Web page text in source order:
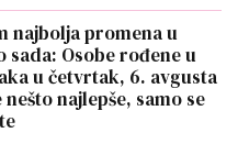
najbolja promena u
sada: Osobe rođene u
u četvrtak, 6. avgusta
nešto najlepše, samo se